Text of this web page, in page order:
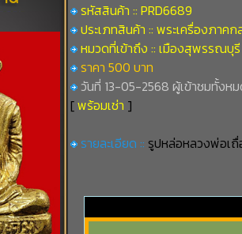
รหัสสินค้า :: PRD6689
ประเภทสินค้า :: พระเครื่องภาคก
หมวดที่เข้าถึง :: เมืองสุพรรณบุรี
ราคา 500 บาท
วันที่ 13-05-2568 ผู้เข้าชมทั้งห
[พร้อมเช่า ]
รายละเอียด :: รูปหล่อหลวงพ่อเถื่